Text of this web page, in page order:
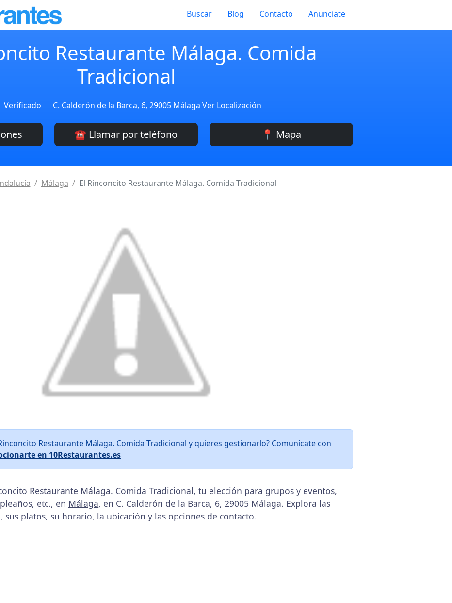
Buscar Blog Contacto Anunciate
Restaurante Málaga. Comida
Tradicional
Verificado C. Calderón de la Barca, 6, 29005 Málaga Ver Localización
☎️ Llamar por teléfono 📍 Mapa
Málaga El Rinconcito Restaurante Málaga. Comida Tradicional
Restaurante Málaga. Comida Tradicional y quieres gestionarlo? Comunícate con
en 10Restaurantes.es
Restaurante Málaga. Comida Tradicional, tu elección para grupos y eventos,
etc., en Málaga, en C. Calderón de la Barca, 6, 29005 Málaga. Explora las
sus platos, su horario, la ubicación y las opciones de contacto.